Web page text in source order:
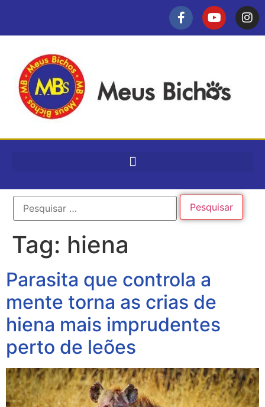
Tag: hiena
Parasita que controla a
mente torna as crias de
hiena mais imprudentes
perto de leões